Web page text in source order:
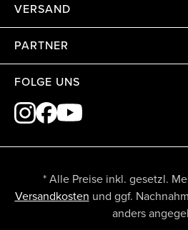
VERSAND
PARTNER
FOLGE UNS
* Alle Preise inkl. gesetzl.
Versandkosten und ggf.
anders